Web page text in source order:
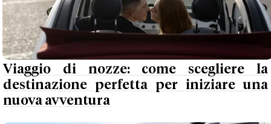
Viaggio di nozze: come scegliere la
destinazione perfetta per iniziare una
nuova avventura